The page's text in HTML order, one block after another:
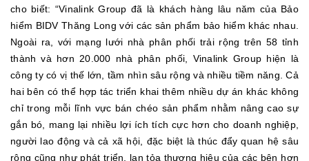
cho biết: “Vinalink Group đã là khách hàng lâu năm của Bảo
hiểm BIDV Thăng Long với các sản phẩm bảo hiểm khác nhau.
Ngoài ra, với mạng lưới nhà phân phối trải rộng trên 58 tỉnh
thành và hơn 20.000 nhà phân phối, Vinalink Group hiện là
công ty có vị thế lớn, tầm nhìn sâu rộng và nhiều tiềm năng. Cả
hai bên có thể hợp tác triển khai thêm nhiều dự án khác không
chỉ trong mỗi lĩnh vực bán chéo sản phẩm nhằm nâng cao sự
gắn bó, mang lại nhiều lợi ích tích cực hơn cho doanh nghiệp,
người lao động và cả xã hội, đặc biệt là thúc đẩy quan hệ sâu
rộng cũng như phát triển, lan tỏa thương hiệu của các bên hơn